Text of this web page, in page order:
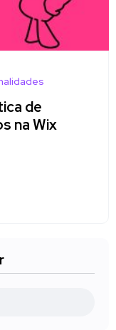
de
na Wix